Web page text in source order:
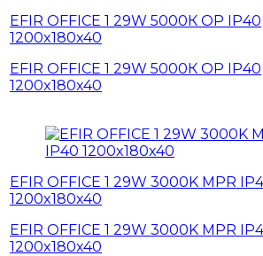
EFIR OFFICE 1 29W 5000К OP IP40
1200x180x40
EFIR OFFICE 1 29W 5000К OP IP40
1200x180x40
EFIR OFFICE 1 29W 3000K MPR
1200x180x40
EFIR OFFICE 1 29W 3000K MPR
1200x180x40